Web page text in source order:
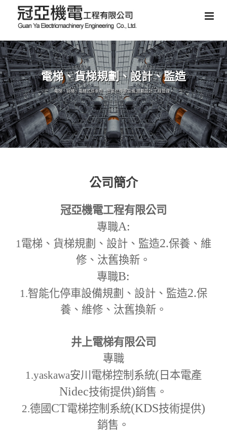
電梯、貨梯規劃、設計、監造
電梯、貨梯、電梯式停車塔、智能化停車設備,規劃設計,工程管理。
公司簡介
冠亞機電工程有限公司
專職A:
1電梯、貨梯規劃、設計、監造2.保養、維
修、汰舊換新。
專職B:
1.智能化停車設備規劃、設計、監造2.保
養、維修、汰舊換新。
井上電梯有限公司
專職
1.yaskawa安川電梯控制系統( 日本電產
Nidec技術提供)銷售。
2.德國 CT電梯控制系統(KDS技術提供)
銷售。